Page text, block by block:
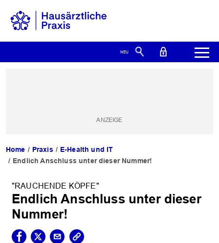
Home Praxis
E-Health und IT
Endlich Anschluss unter dieser Nummer!
"RAUCHENDE KÖPFE"
Endlich Anschluss unter dieser
Nummer!